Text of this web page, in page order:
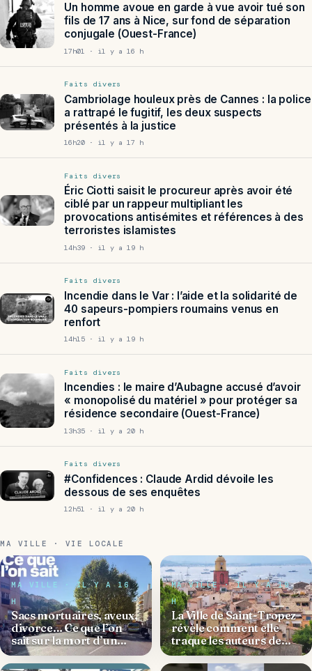
Un homme avoue en garde à vue avoir tué son
fils de 17 ans à Nice, sur fond de séparation
conjugale (Ouest-France)
17h01 · il y a 16 h
Faits divers
Cambriolage houleux près de Cannes : la police
a rattrapé le fugitif, les deux suspects
présentés à la justice
16h20 · il y a 17 h
Faits divers
Éric Ciotti saisit le procureur après avoir été
ciblé par un rappeur multipliant les
provocations antisémites et références à des
terroristes islamistes
14h39 · il y a 19 h
Faits divers
Incendie dans le Var : l’aide et la solidarité de
40 sapeurs-pompiers roumains venus en
renfort
14h15 · il y a 19 h
Faits divers
Incendies : le maire d’Aubagne accusé d’avoir
« monopolisé du matériel » pour protéger sa
résidence secondaire (Ouest-France)
13h35 · il y a 20 h
Faits divers
#Confidences : Claude Ardid dévoile les
dessous de ses enquêtes
12h51 · il y a 20 h
MA VILLE · VIE LOCALE
MA VILLE · IL Y A 16
H
Sacs mortuaires, aveux,
divorce… Ce que l’on
sait sur la mort d’un
adolescent de 17 ans
quartier de la Madeleine
MA VILLE · IL Y A 19
H
La Ville de Saint-Tropez
révèle comment elle
traque les auteurs de
dépôts sauvages qui
nuisent à son image